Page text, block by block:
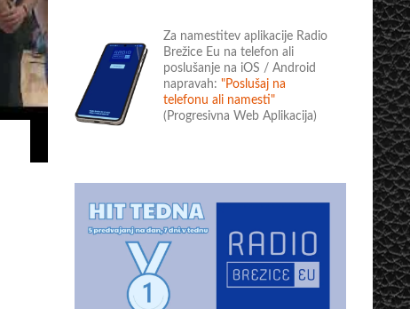
Za namestitev aplikacije Radio
Brežice Eu na telefon ali
poslušanje na iOS / Android
napravah: "Poslušaj na
telefonu ali namesti"
(Progresivna Web Aplikacija)